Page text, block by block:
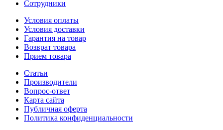
Сотрудники
Условия оплаты
Условия доставки
Гарантия на товар
Возврат товара
Прием товара
Статьи
Производители
Вопрос-ответ
Карта сайта
Публичная оферта
Политика конфиденциальности